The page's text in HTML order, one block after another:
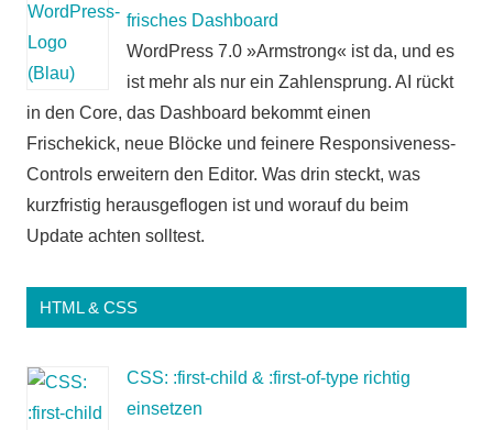
frisches Dashboard
WordPress 7.0 »Armstrong« ist da, und es
ist mehr als nur ein Zahlensprung. AI rückt
in den Core, das Dashboard bekommt einen
Frischekick, neue Blöcke und feinere Responsiveness-
Controls erweitern den Editor. Was drin steckt, was
kurzfristig herausgeflogen ist und worauf du beim
Update achten solltest.
HTML & CSS
CSS: :first-child & :first-of-type richtig
einsetzen